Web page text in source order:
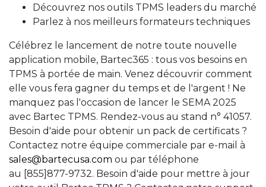
Découvrez nos outils TPMS leaders du marché
Parlez à nos meilleurs formateurs techniques
Célébrez le lancement de notre toute nouvelle
application mobile, Bartec365 : tous vos besoins en
TPMS à portée de main. Venez découvrir comment
elle vous fera gagner du temps et de l'argent ! Ne
manquez pas l'occasion de lancer le SEMA 2025
avec Bartec TPMS. Rendez-vous au stand n° 41057.
Besoin d'aide pour obtenir un pack de certificats ?
Contactez notre équipe commerciale par e-mail à
sales@bartecusa.com ou par téléphone
au [855]877-9732. Besoin d'aide pour mettre à jour